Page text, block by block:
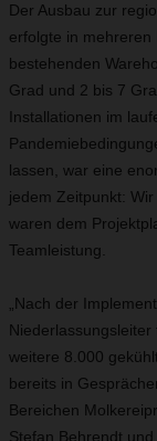
Der Ausbau zur
erfolgte in
bestehenden
Grad und 2 bis 7
Installationen im
lassen, war eine
jedem Zeitpunkt:
waren dem
Teamleistung.
„Nach der
Niederlassungsleiter
weitere 8.000
bereits in
Bereichen
Stefan Behrendt